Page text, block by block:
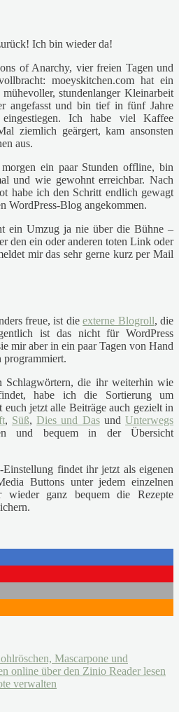
Ich bin wieder da!
of Anarchy, vier freien Tagen und
moeyskitchen.com hat ein
stundenlanger Kleinarbeit
angefasst und bin tief in fünf Jahre
eingestiegen. Ich habe viel Kaffee
ziemlich geärgert, kam ansonsten
aus.
ein paar Stunden offline, bin
und wie gewohnt erreichbar. Nach
habe ich den Schritt endlich gewagt
WordPress-Blog angekommen.
ein Umzug ja nie über die Bühne –
den ein oder anderen toten Link oder
mir das sehr gerne kurz per Mail
freue, ist dieexterne Blogroll, die
ist das nicht für WordPress
mir aber in ein paar Tagen von Hand
programmiert.
Schlagwörtern, die ihr weiterhin wie
habe ich die Sortierung um
jetzt alle Beiträge auch gezielt in
, Süß,Dies und DasundUnterwegs
und bequem in der Übersicht
findet ihr jetzt als eigenen
Buttons unter jedem einzelnen
wieder ganz bequem die Rezepte
Mascarpone und
online über den Zinio Reader lesen
verwalten